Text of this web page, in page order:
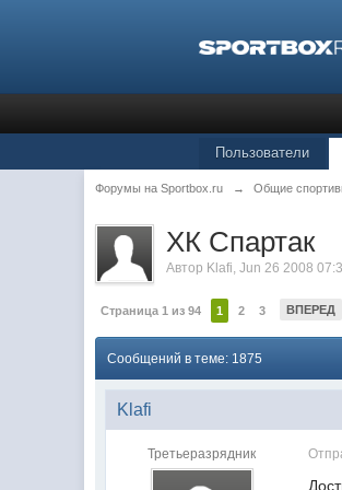
Пользователи
Форумы на Sportbox.ru → Общие
ХК Спартак
Автор Klafi,Jun 26 2008
Страница 1 из 94 1 2 3 ВПЕРЕД
Сообщений в теме: 1875
Klafi
Третьеразрядник